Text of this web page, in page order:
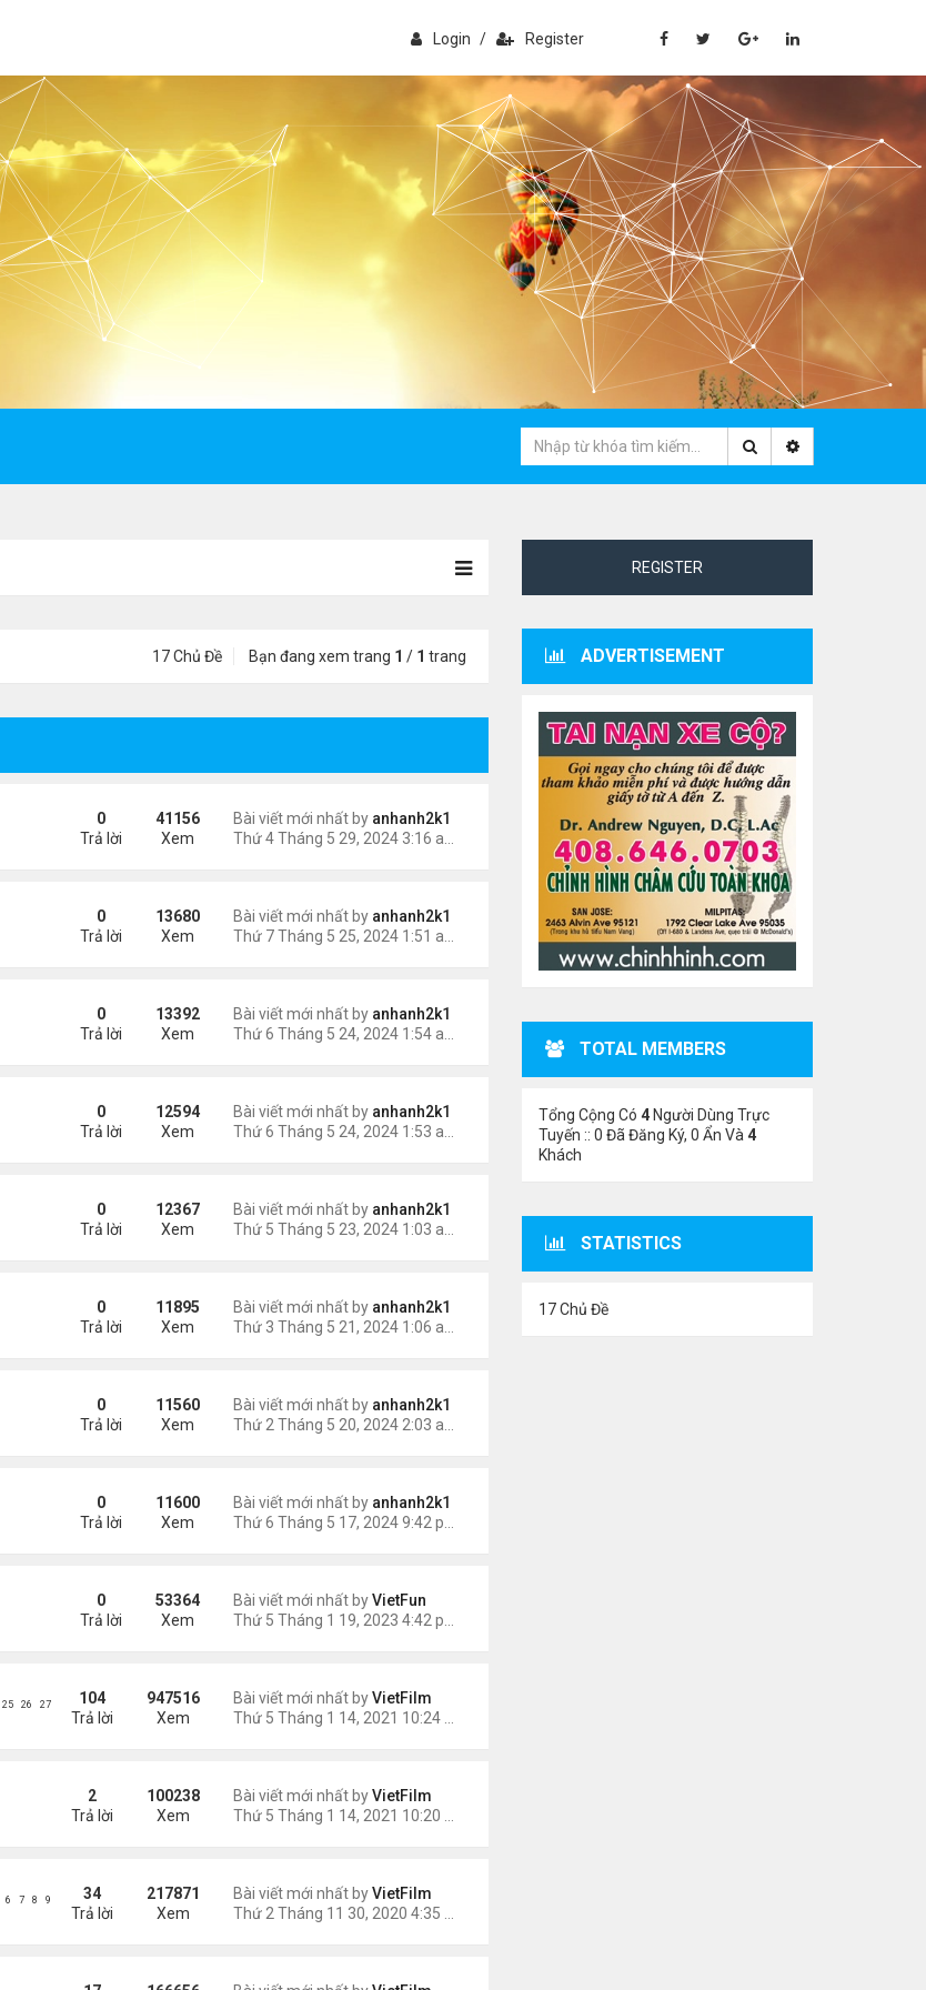
Login / Register
17 Chủ Đề Bạn đang xem trang 1 / 1 trang
Bài viết mới nhất by anhanh2k1
0
Trả lời
41156
Xem
Bài viết mới nhất by anhanh2k1
0
Trả lời
13680
Xem
Bài viết mới nhất by anhanh2k1
0
Trả lời
13392
Xem
Bài viết mới nhất by anhanh2k1
0
Trả lời
12594
Xem
Bài viết mới nhất by anhanh2k1
0
Trả lời
12367
Xem
Bài viết mới nhất by anhanh2k1
0
Trả lời
11895
Xem
Bài viết mới nhất by anhanh2k1
0
Trả lời
11560
Xem
Bài viết mới nhất by anhanh2k1
0
Trả lời
11600
Xem
Bài viết mới nhất byVietFun
0
Trả lời
53364
Xem
Bài viết mới nhất byVietFilm
104
Trả lời
947516
Xem
25 26 27
Bài viết mới nhất byVietFilm
2
Trả lời
100238
Xem
Bài viết mới nhất byVietFilm
34
Trả lời
217871
Xem
6 7 8 9
REGISTER
ADVERTISEMENT
TOTAL MEMBERS
Tổng Cộng Có 4Người Dùng Trực
Tuyến :: 0 Đã Đăng Ký, 0 Ẩn Và 4
Khách
STATISTICS
17 Chủ Đề